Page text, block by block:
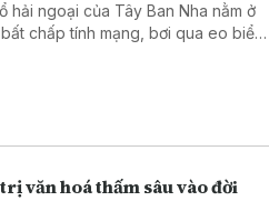
hải ngoại của Tây Ban Nha nằm ở
chấp tính mạng, bơi qua eo biển
văn hoá thấm sâu vào đời